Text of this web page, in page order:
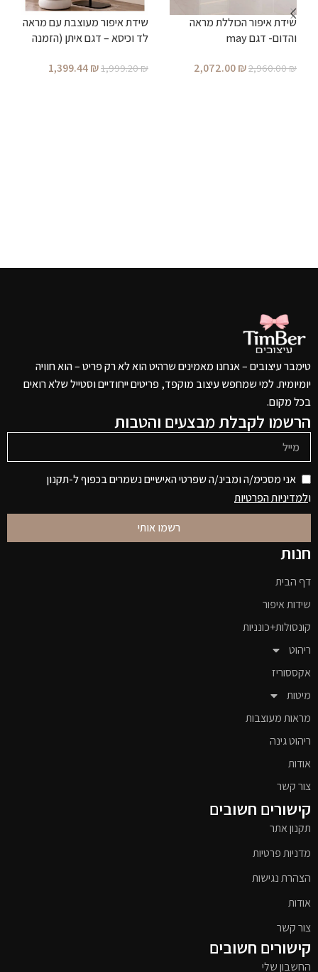
שידת איפור הכוללת מראה
והדום- דגם may
2,960.00₪
2,072.00₪
שידת איפור מעוצבת עם מראה
לד וכיסא – דגם איתן (הזמנה
1,999.20₪
1,399.44₪
טימבר עיצובים – אנחנו מאמינים שרהיט הוא לא רק פריט – הוא חוויה
יומיומית. למי שמחפש עיצוב מוקפד, פריטים ייחודיים וסטייל שלא רואים
בכל מקום.
הרשמו לקבלת מבצעים והטבות
אני מסכימ/ה ומבינ/ה שפרטי האישיים נשמרים בכפוף ל-תקנון
ולמדיניות הפרטיות
רשמו אותי
חנות
דף הבית
שידות איפור
קונסולות+כונניות
ריהוט
אקססוריז
מיטות
מראות מעוצבות
ריהוט גינה
אודות
צור קשר
קישורים חשובים
תקנון אתר
מדניות פרטיות
הצהרת נגישות
אודות
צור קשר
קישורים חשובים
החשבון שלי